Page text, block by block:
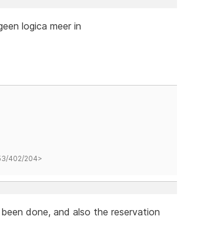
logica meer in
402/204>
done, and also the reservation